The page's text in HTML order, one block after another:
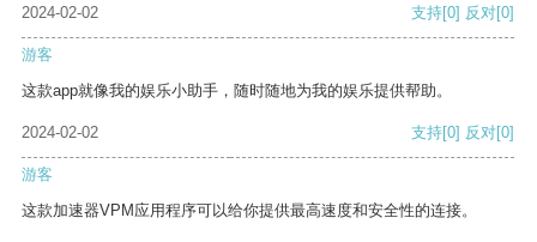
2024-02-02 支持[0] 反对[0]
游客
这款app就像我的娱乐小助手，随时随地为我的娱乐提供帮助。
2024-02-02 支持[0] 反对[0]
游客
这款加速器VPM应用程序可以给你提供最高速度和安全性的连接。